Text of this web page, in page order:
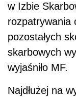
w Izbie
rozpatrywania
pozostałych
skarbowych
wyjaśniło MF.
Najdłużej na